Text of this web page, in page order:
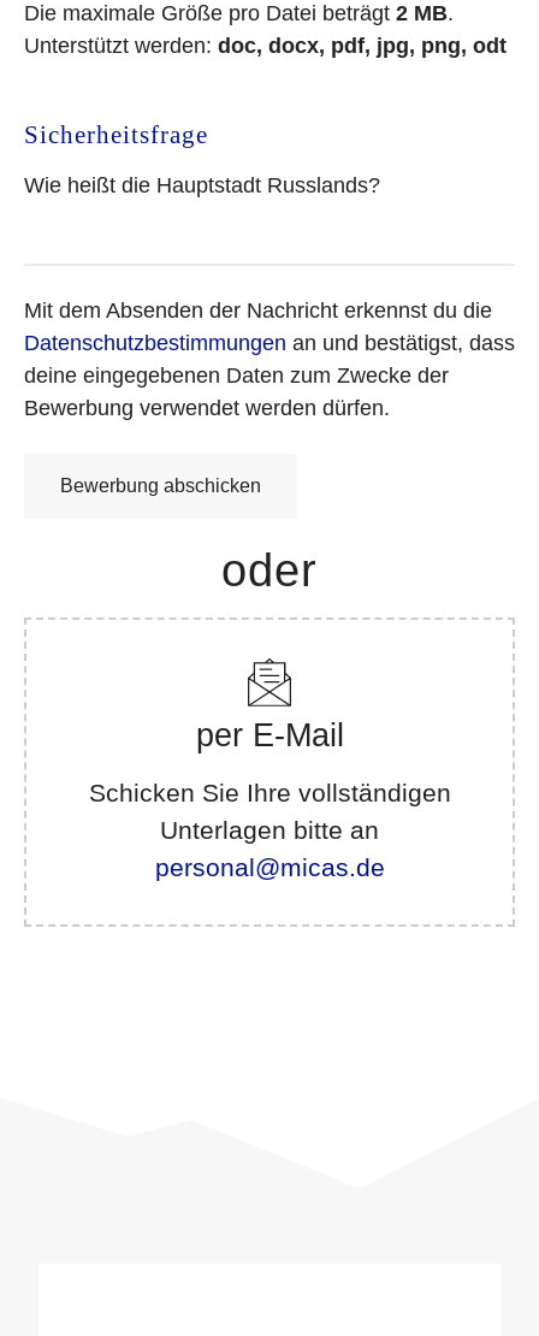
Die maximale Größe pro Datei beträgt 2 MB.
Unterstützt werden: doc, docx, pdf, jpg, png, odt
Sicherheitsfrage
Wie heißt die Hauptstadt Russlands?
Mit dem Absenden der Nachricht erkennst du die
Datenschutzbestimmungen an und bestätigst, dass
deine eingegebenen Daten zum Zwecke der
Bewerbung verwendet werden dürfen.
oder
per E-Mail
Schicken Sie Ihre vollständigen
Unterlagen bitte an
personal@micas.de